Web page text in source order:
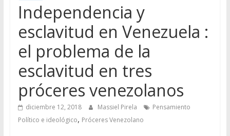
Independencia y
esclavitud en Venezuela :
el problema de la
esclavitud en tres
próceres venezolanos
diciembre 12, 2018 Massiel Pirela
Pensamiento
Político e ideológico, Próceres Venezolano